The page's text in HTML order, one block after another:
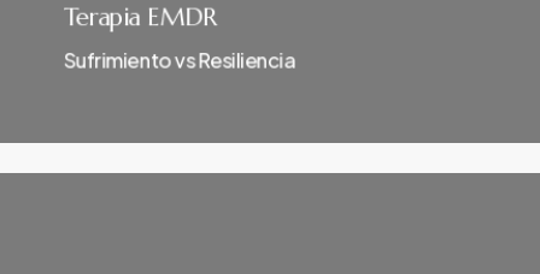
Terapia EMDR
Sufrimiento vs Resiliencia